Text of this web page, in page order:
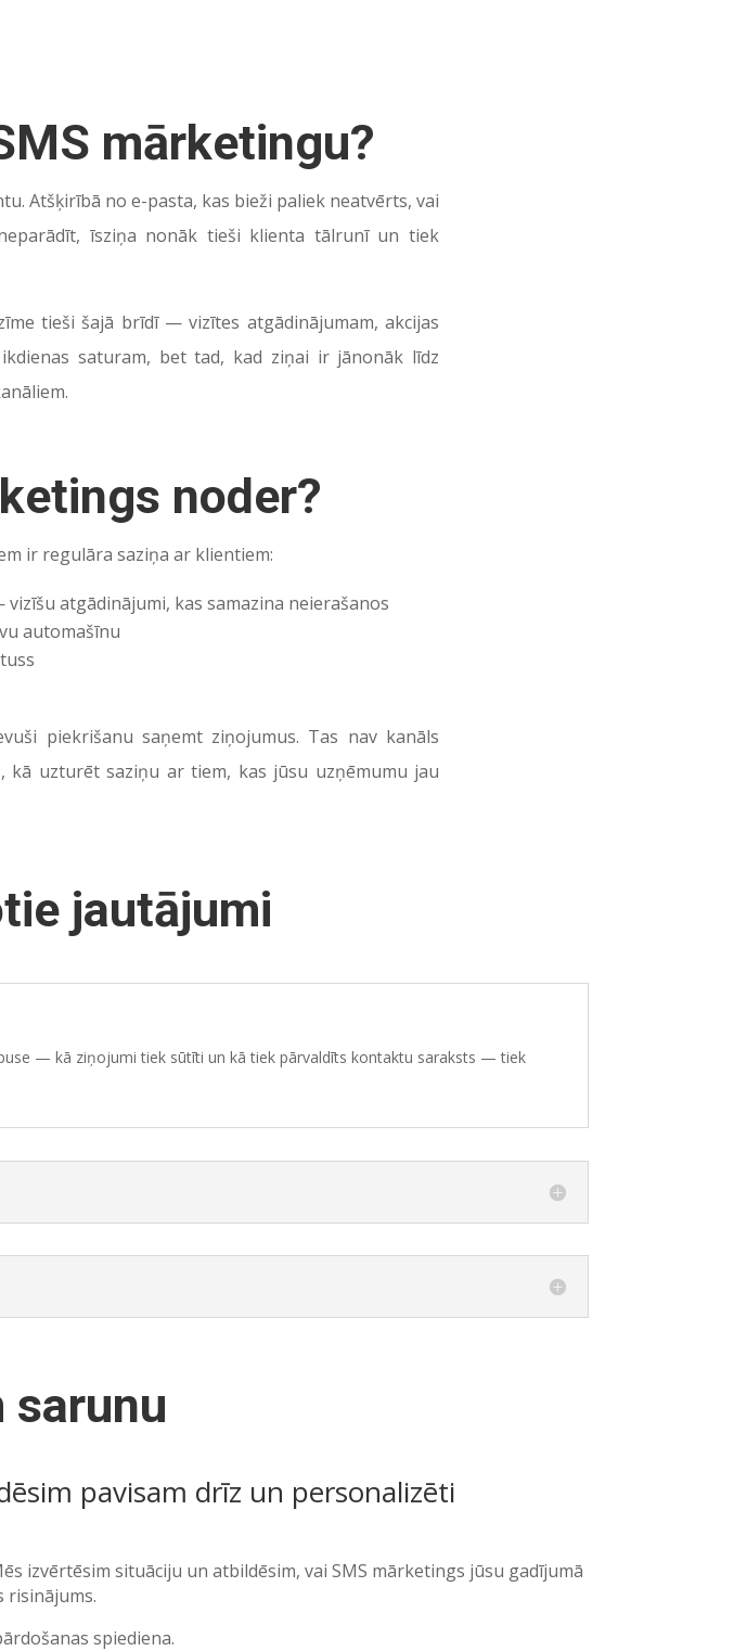
mārketingu?
Atšķirībā no e-pasta, kas bieži paliek neatvērts, vai
īsziņa nonāk tieši klienta tālrunī un tiek
tieši šajā brīdī — vizītes atgādinājumam, akcijas
saturam, bet tad, kad ziņai ir jānonāk līdz
noder?
ir regulāra saziņa ar klientiem:
atgādinājumi, kas samazina neierašanos
automašīnu
piekrišanu saņemt ziņojumus. Tas nav kanāls
kā uzturēt saziņu ar tiem, kas jūsu uzņēmumu jau
jautājumi
— kā ziņojumi tiek sūtīti un kā tiek pārvaldīts kontaktu saraksts — tiek
sarunu
pavisam drīz un personalizēti
izvērtēsim situāciju un atbildēsim, vai SMS mārketings jūsu gadījumā
risinājums.
spiediena.